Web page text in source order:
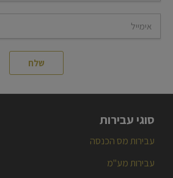
סוגי עבירות
עבירות מס הכנסה